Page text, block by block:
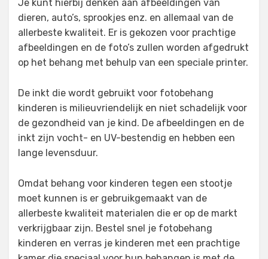
Je kunt hierbij denken aan afbeeldingen van
dieren, auto’s, sprookjes enz. en allemaal van de
allerbeste kwaliteit. Er is gekozen voor prachtige
afbeeldingen en de foto’s zullen worden afgedrukt
op het behang met behulp van een speciale printer.
De inkt die wordt gebruikt voor fotobehang
kinderen is milieuvriendelijk en niet schadelijk voor
de gezondheid van je kind. De afbeeldingen en de
inkt zijn vocht- en UV-bestendig en hebben een
lange levensduur.
Omdat behang voor kinderen tegen een stootje
moet kunnen is er gebruikgemaakt van de
allerbeste kwaliteit materialen die er op de markt
verkrijgbaar zijn. Bestel snel je fotobehang
kinderen en verras je kinderen met een prachtige